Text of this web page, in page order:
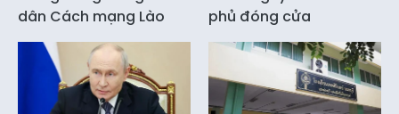
dân Cách mạng Lào
phủ đóng cửa